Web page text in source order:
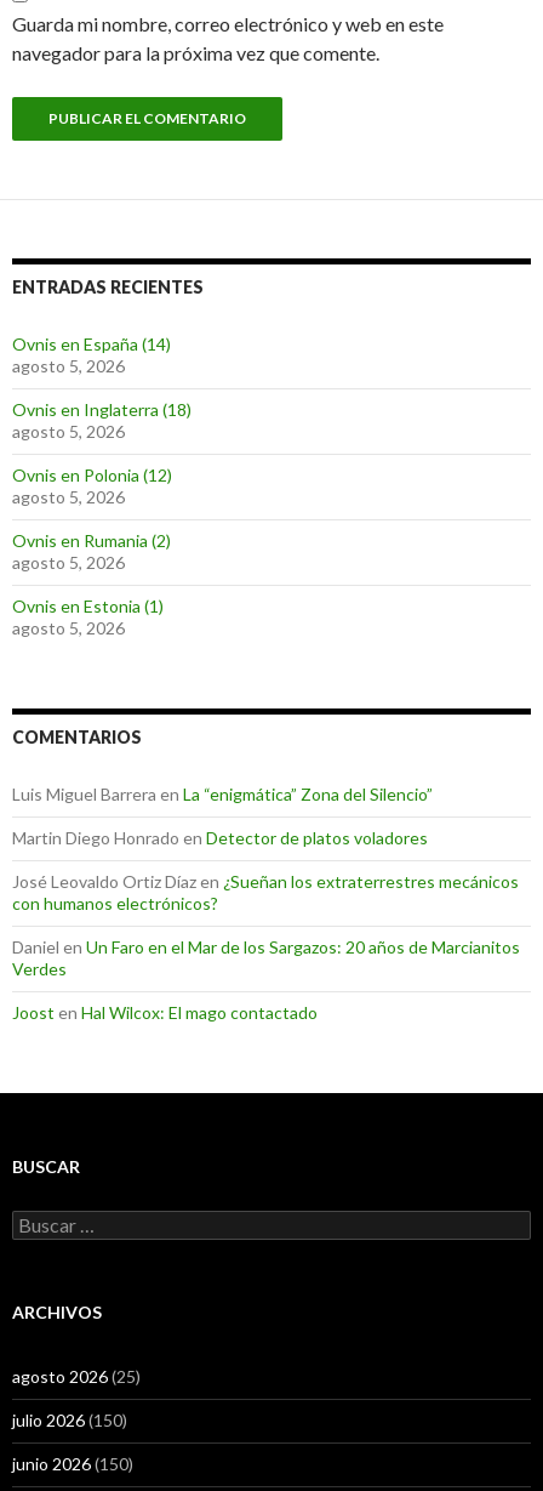
Guarda mi nombre, correo electrónico y web en este
navegador para la próxima vez que comente.
ENTRADAS RECIENTES
Ovnis en España (14)
agosto 5, 2026
Ovnis en Inglaterra (18)
agosto 5, 2026
Ovnis en Polonia (12)
agosto 5, 2026
Ovnis en Rumania (2)
agosto 5, 2026
Ovnis en Estonia (1)
agosto 5, 2026
COMENTARIOS
Luis Miguel Barrera en La “enigmática” Zona del Silencio”
Martin Diego Honrado en Detector de platos voladores
José Leovaldo Ortiz Díazen ¿Sueñan los extraterrestres mecánicos
con humanos electrónicos?
Daniel en Un Faro en el Mar de los Sargazos: 20 años de Marcianitos
Verdes
Joost en Hal Wilcox: El mago contactado
BUSCAR
Buscar:
ARCHIVOS
agosto 2026(25)
julio 2026(150)
junio 2026(150)